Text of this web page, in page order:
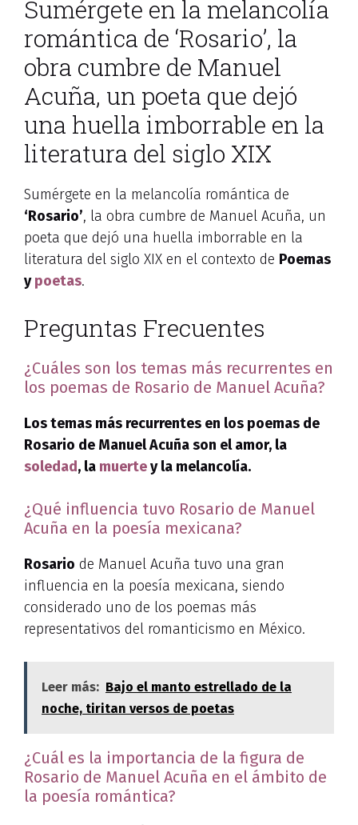
Sumérgete en la melancolía
romántica de ‘Rosario’, la
obra cumbre de Manuel
Acuña, un poeta que dejó
una huella imborrable en la
literatura del siglo XIX
Sumérgete en la melancolía romántica de
‘Rosario’, la obra cumbre de Manuel Acuña, un
poeta que dejó una huella imborrable en la
literatura del siglo XIX en el contexto de Poemas
ypoetas.
Preguntas Frecuentes
¿Cuáles son los temas más recurrentes en
los poemas de Rosario de Manuel Acuña?
Los temas más recurrentes en los poemas de
Rosario de Manuel Acuña son el amor, la
soledad, la muertey la melancolía.
¿Qué influencia tuvo Rosario de Manuel
Acuña en la poesía mexicana?
Rosario de Manuel Acuña tuvo una gran
influencia en la poesía mexicana, siendo
considerado uno de los poemas más
representativos del romanticismo en México.
Leer más: Bajo el manto estrellado de la
noche, tiritan versos de poetas
¿Cuál es la importancia de la figura de
Rosario de Manuel Acuña en el ámbito de
la poesía romántica?